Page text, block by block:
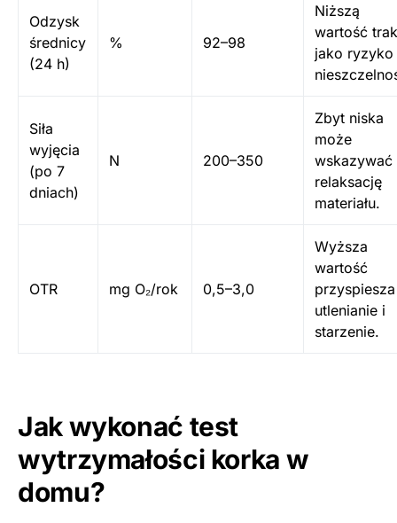
Odzysk
średnicy
(24 h)
% 92–98
Niższą
wartość
jako ryzyko
Siła
wyjęcia
(po 7
dniach)
N 200–350
Zbyt niska
może
wskazywać
relaksację
materiału.
OTR mg O₂/rok 0,5–3,0
Wyższa
wartość
przyspiesza
utlenianie i
starzenie.
Jak wykonać test
wytrzymałości korka w
domu?